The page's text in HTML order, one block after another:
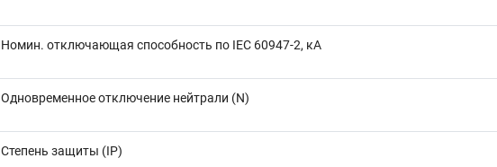
Номин. отключающая способность по IEC 60947-2, кА
Одновременное отключение нейтрали (N)
Степень защиты (IP)